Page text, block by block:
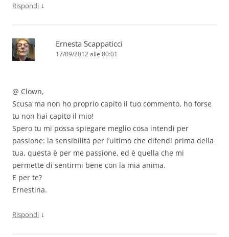
Rispondi ↓
Ernesta Scappaticci
17/09/2012 alle 00:01
@ Clown,
Scusa ma non ho proprio capito il tuo commento, ho forse
tu non hai capito il mio!
Spero tu mi possa spiegare meglio cosa intendi per
passione: la sensibilità per l’ultimo che difendi prima della
tua, questa è per me passione, ed è quella che mi
permette di sentirmi bene con la mia anima.
E per te?
Ernestina.
Rispondi ↓